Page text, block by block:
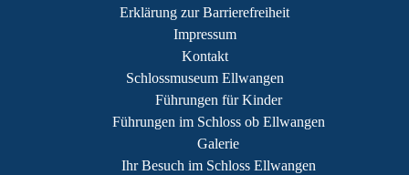
Erklärung zur Barrierefreiheit
Impressum
Kontakt
Schlossmuseum Ellwangen
Führungen für Kinder
Führungen im Schloss ob Ellwangen
Galerie
Ihr Besuch im Schloss Ellwangen